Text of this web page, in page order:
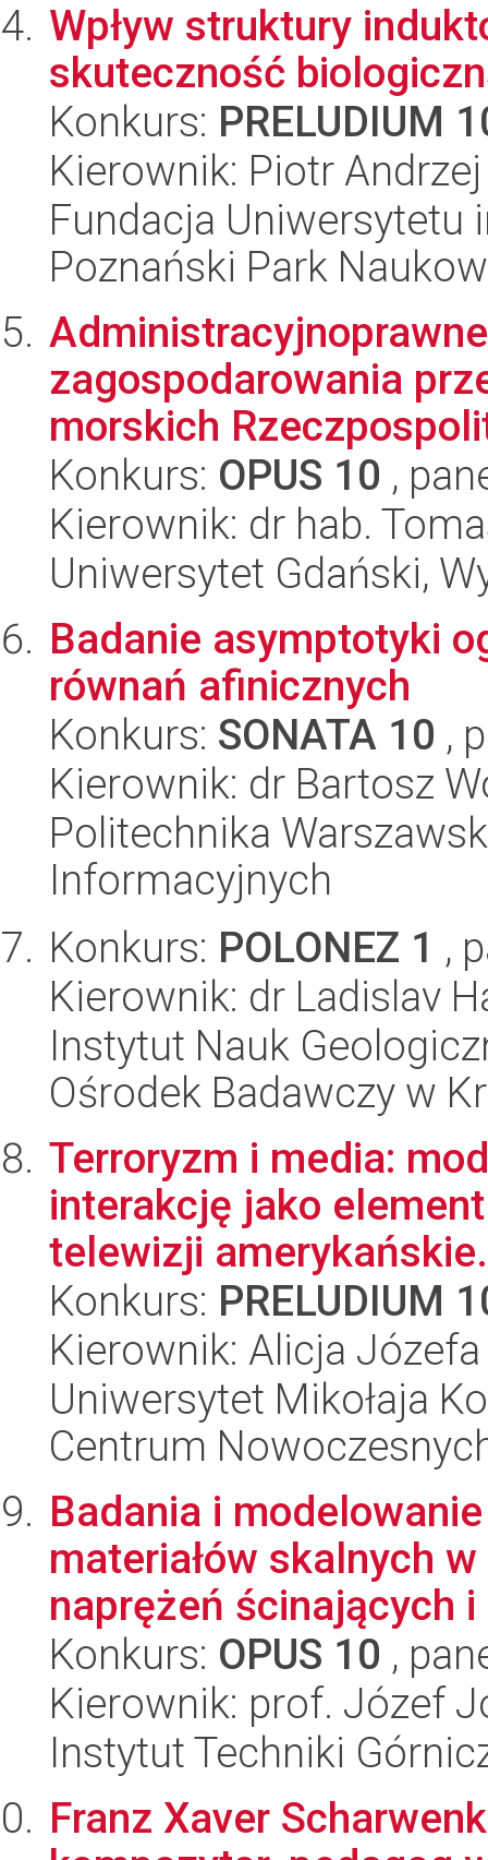
Wpływ struktury
skuteczność
Konkurs: PRELUDIUM
Kierownik: Piotr
Fundacja Uniwersytetu
Poznański Park
zagospodarowania
morskich
Konkurs: OPUS 10 ,
Kierownik: dr hab.
Uniwersytet Gdański,
Badanie asymptotyki
równań afinicznych
Konkurs: SONATA 10 ,
Kierownik: dr Bartosz
Politechnika
Informacyjnych
Konkurs: POLONEZ 1 ,
Kierownik: dr Ladislav
Instytut Nauk
Ośrodek Badawczy w
Terroryzm i media:
interakcję jako
telewizji
Konkurs: PRELUDIUM
Kierownik: Alicja
Uniwersytet Mikołaja
Centrum
Badania i
materiałów skalnych
naprężeń ścinających
Konkurs: OPUS 10 ,
Kierownik: prof. Józef
Instytut Techniki
Franz Xaver